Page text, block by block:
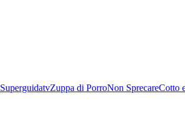
SuperguidatvZuppa di PorroNon SprecareCotto